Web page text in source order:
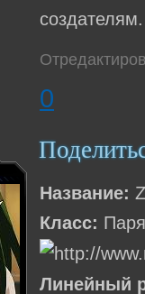
создателям.
0
Название:
Класс:
Линейный